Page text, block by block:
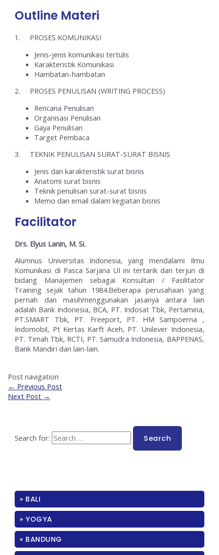
Outline Materi
1. PROSES KOMUNIKASI
Jenis-jenis komunikasi tertulis
Karakteristik Komunikasi
Hambatan-hambatan
2. PROSES PENULISAN (WRITING PROCESS)
Rencana Penulisan
Organisasi Penulisan
Gaya Penulisan
Target Pembaca
3. TEKNIK PENULISAN SURAT-SURAT BISNIS
Jenis dan karakteristik surat bisnis
Anatomi surat bisnis
Teknik penulisan surat-surat bisnis
Memo dan email dalam kegiatan bisnis
Facilitator
Drs. Elyus Lanin, M. Si.
Alumnus Universitas Indonesia, yang mendalami Ilmu
Komunikasi di Pasca Sarjana UI ini tertarik dan terjun di
bidang Manajemen sebagai Konsultan / Fasilitator
Training sejak tahun 1984.Beberapa perusahaan yang
pernah dan masihmenggunakan jasanya antara lain
adalah Bank Indonesia, BCA, PT. Indosat Tbk, Pertamina,
PT.SMART Tbk, PT. Freeport, PT. HM Sampoerna ,
Indomobil, Pt Kertas Karft Aceh, PT. Unilever Indonesia,
PT. Timah Tbk, RCTI, PT. Samudra Indonesia, BAPPENAS,
Bank Mandiri dan lain-lain.
Post navigation
← Previous Post
Next Post →
Search for:
» BALI
» YOGYA
» BANDUNG